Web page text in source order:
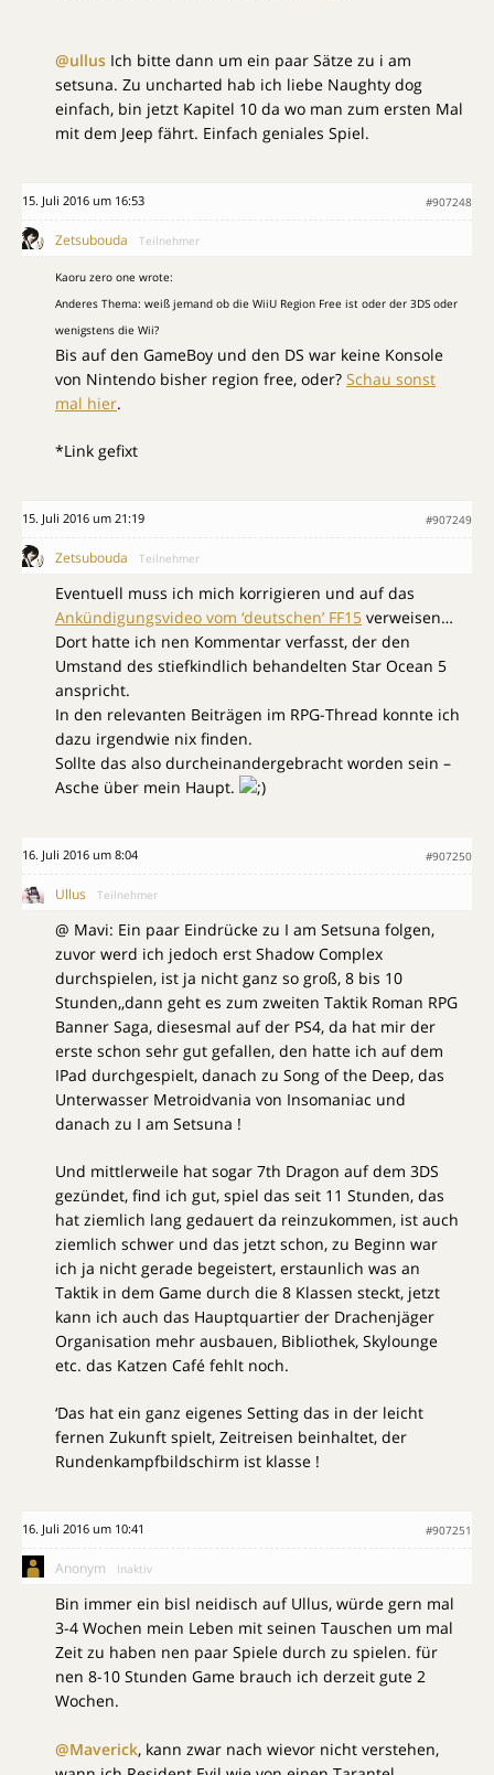
@ullus Ich bitte dann um ein paar Sätze zu i am
setsuna. Zu uncharted hab ich liebe Naughty dog
einfach, bin jetzt Kapitel 10 da wo man zum ersten Mal
mit dem Jeep fährt. Einfach geniales Spiel.
15. Juli 2016 um 16:53 #907248
Zetsubouda Teilnehmer
Kaoru zero one wrote:
Anderes Thema: weiß jemand ob die WiiU Region Free ist oder der 3DS oder
wenigstens die Wii?
Bis auf den GameBoy und den DS war keine Konsole
von Nintendo bisher region free, oder? Schau sonst
mal hier.
*Link gefixt
15. Juli 2016 um 21:19 #907249
Zetsubouda Teilnehmer
Eventuell muss ich mich korrigieren und auf das
Ankündigungsvideo vom ‘deutschen’ FF15 verweisen…
Dort hatte ich nen Kommentar verfasst, der den
Umstand des stiefkindlich behandelten Star Ocean 5
anspricht.
In den relevanten Beiträgen im RPG-Thread konnte ich
dazu irgendwie nix finden.
Sollte das also durcheinandergebracht worden sein –
Asche über mein Haupt.
16. Juli 2016 um 8:04 #907250
Ullus Teilnehmer
@ Mavi: Ein paar Eindrücke zu I am Setsuna folgen,
zuvor werd ich jedoch erst Shadow Complex
durchspielen, ist ja nicht ganz so groß, 8 bis 10
Stunden,,dann geht es zum zweiten Taktik Roman RPG
Banner Saga, diesesmal auf der PS4, da hat mir der
erste schon sehr gut gefallen, den hatte ich auf dem
IPad durchgespielt, danach zu Song of the Deep, das
Unterwasser Metroidvania von Insomaniac und
danach zu I am Setsuna !
Und mittlerweile hat sogar 7th Dragon auf dem 3DS
gezündet, find ich gut, spiel das seit 11 Stunden, das
hat ziemlich lang gedauert da reinzukommen, ist auch
ziemlich schwer und das jetzt schon, zu Beginn war
ich ja nicht gerade begeistert, erstaunlich was an
Taktik in dem Game durch die 8 Klassen steckt, jetzt
kann ich auch das Hauptquartier der Drachenjäger
Organisation mehr ausbauen, Bibliothek, Skylounge
etc. das Katzen Café fehlt noch.
‘Das hat ein ganz eigenes Setting das in der leicht
fernen Zukunft spielt, Zeitreisen beinhaltet, der
Rundenkampfbildschirm ist klasse !
16. Juli 2016 um 10:41 #907251
Anonym Inaktiv
Bin immer ein bisl neidisch auf Ullus, würde gern mal
3-4 Wochen mein Leben mit seinen Tauschen um mal
Zeit zu haben nen paar Spiele durch zu spielen. für
nen 8-10 Stunden Game brauch ich derzeit gute 2
Wochen.
@Maverick, kann zwar nach wievor nicht verstehen,